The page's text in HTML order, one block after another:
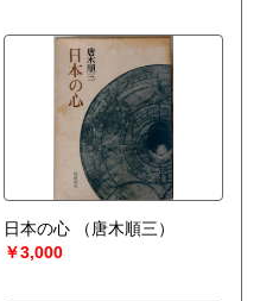
日本の心
（唐木順三）
￥3,000